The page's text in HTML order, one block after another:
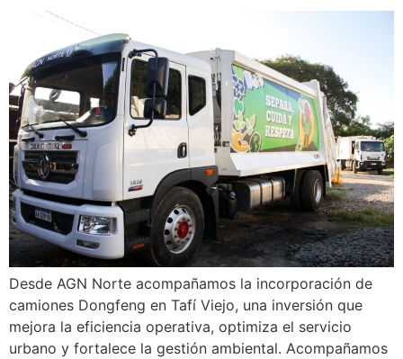
Desde AGN Norte acompañamos la incorporación de
camiones Dongfeng en Tafí Viejo, una inversión que
mejora la eficiencia operativa, optimiza el servicio
urbano y fortalece la gestión ambiental. Acompañamos